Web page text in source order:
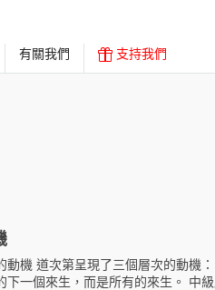
有關我們 支持我們
動機 道次第呈現了三個層次的動
下一個來生，而是所有的來生。